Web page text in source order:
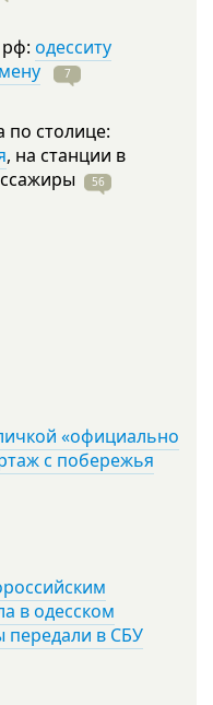
рф: одесситу
7
по столице:
, на станции в
56
«официально
с побережья
в одесском
передали в СБУ